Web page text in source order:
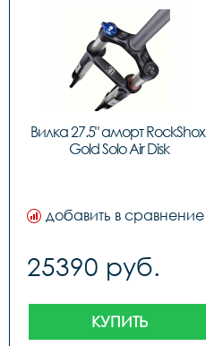
Вилка 27.5" аморт RockShox
Gold Solo Air Disk
добавить в сравнение
25390 руб.
КУПИТЬ